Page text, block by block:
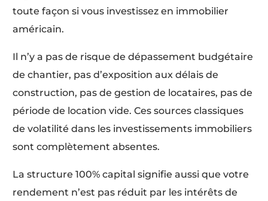
toute façon si vous investissez en immobilier
américain.
Il n’y a pas de risque de dépassement budgétaire
de chantier, pas d’exposition aux délais de
construction, pas de gestion de locataires, pas de
période de location vide. Ces sources classiques
de volatilité dans les investissements immobiliers
sont complètement absentes.
La structure 100% capital signifie aussi que votre
rendement n’est pas réduit par les intérêts de